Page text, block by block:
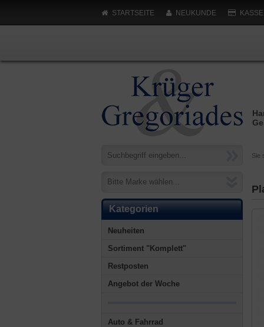
STARTSEITE NEUKUNDE KASSE
Bitte Marke wählen...
Kategorien
Neuheiten
Sortiment "Komplett"
Restposten
Angebot der Woche
Auto & Fahrrad
Sie